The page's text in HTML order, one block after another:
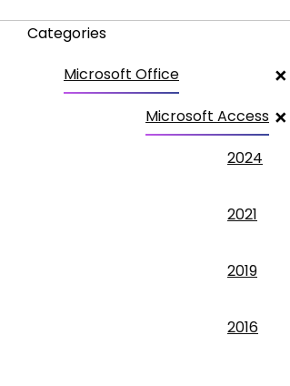
Categories
Microsoft Office
Microsoft Access
2024
2021
2019
2016